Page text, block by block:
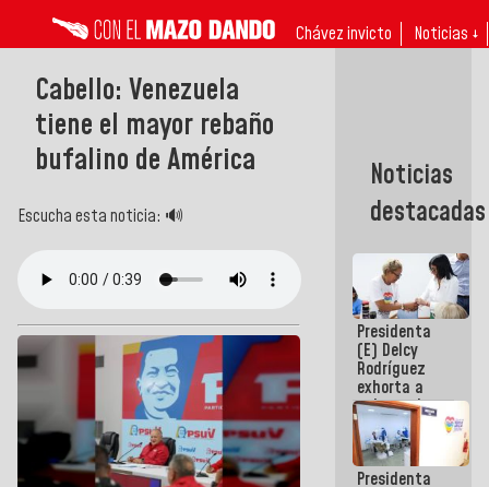
Chávez invicto Noticias ↓
Cabello: Venezuela
tiene el mayor rebaño
bufalino de América
Escucha esta noticia: 🔊
Noticias
destacadas
Presidenta
(E) Delcy
Rodríguez
exhorta a
gobernadores
y alcaldes a
edificar
casas para
abuelos
Presidenta